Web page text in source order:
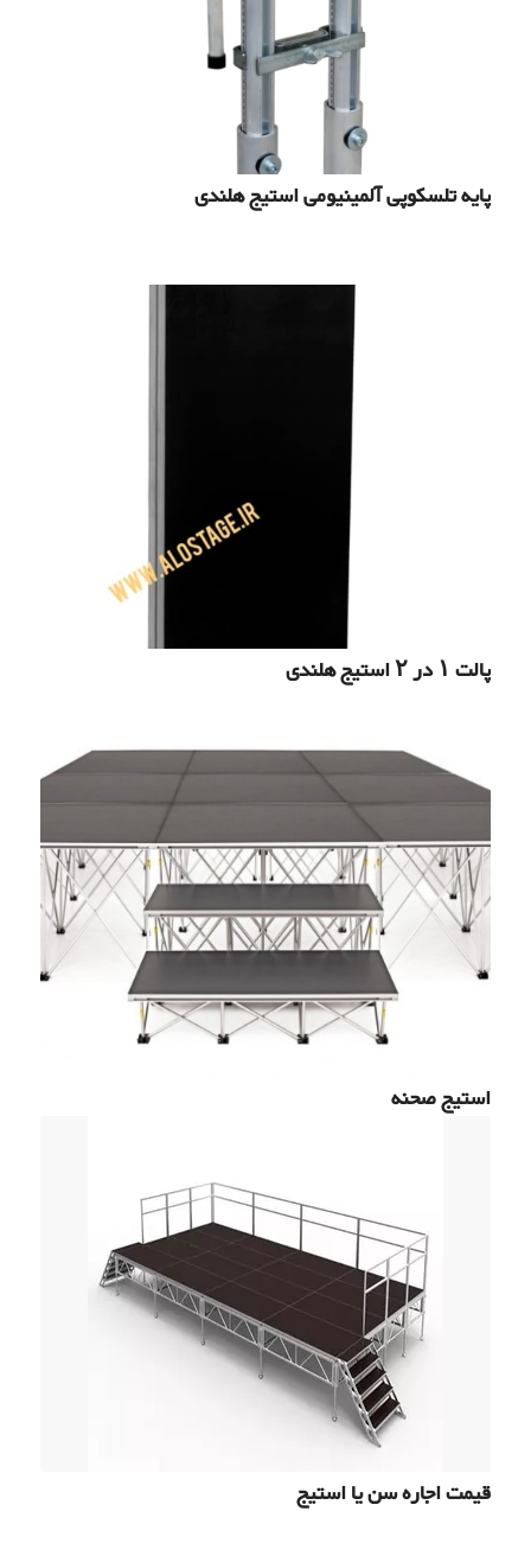
پایه تلسکوپی آلمینیومی استیج هلندی
پالت ۱ در ۲ استیج هلندی
استیج صحنه
قیمت اجاره سن یا استیج